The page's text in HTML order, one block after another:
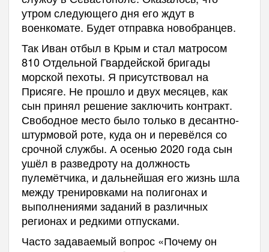
утром следующего дня его ждут в
военкомате. Будет отправка новобранцев.
Так Иван отбыл в Крым и стал матросом
810 Отдельной Гвардейской бригады
морской пехоты. Я присутствовал на
Присяге. Не прошло и двух месяцев, как
сын принял решение заключить контракт.
Свободное место было только в десантно-
штурмовой роте, куда он и перевёлся со
срочной службы. А осенью 2020 года сын
ушёл в разведроту на должность
пулемётчика, и дальнейшая его жизнь шла
между тренировками на полигонах и
выполнениями заданий в различных
регионах и редкими отпусками.
Часто задаваемый вопрос «Почему он